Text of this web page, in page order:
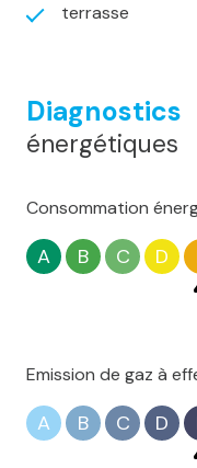
terrasse
Diagnostics
énergétiques
Consommation
A B C D
Emission de gaz à
A B C D